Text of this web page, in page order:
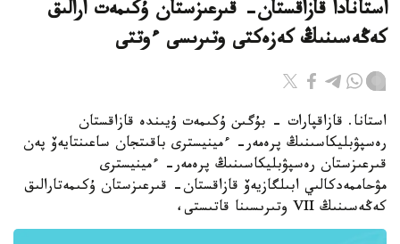
استانادا قازاقستان- قىرعىزستان ۇكىمەت ارالىق
كەڭەسىنىڭ كەزەكتى وتىرىسى ءوتتى
استانا. قازاقپارات - بۇگىن ۇكىمەت ۇيىندە قازاقستان
رەسپۋبليكاسىنىڭ پرەمەر- ءمينيسترى باقىتجان ساعىنتايەۆ پەن
قىرعىزستان رەسپۋبليكاسىنىڭ پرەمەر- ءمينيسترى
مۋحاممەدكالىي ابىلگازيەۆ قازاقستان- قىرعىزستان ۇكىمەتارالىق
كەڭەسىنىڭ VII وتىرىسىنا قاتىستى،